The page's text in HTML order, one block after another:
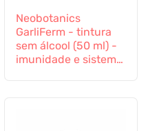
Neobotanics
GarliFerm - tintura
sem álcool (50 ml) -
imunidade e sistema